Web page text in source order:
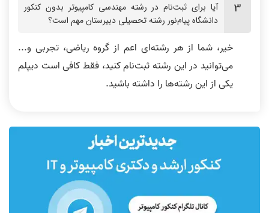
آیا برای ثبت‌نام در رشته مهندسی کامپیوتر بدون کنکور
دانشگاه پیام‌نور رشته تحصیلی دبیرستان مهم است؟
خیر، شما از هر رشته‌ای اعم از گروه ریاضی، تجربی و...
می‌توانید در این رشته ثبت‌نام کنید، فقط کافی است دیپلم
یکی از این رشته‌ها را داشته باشید.